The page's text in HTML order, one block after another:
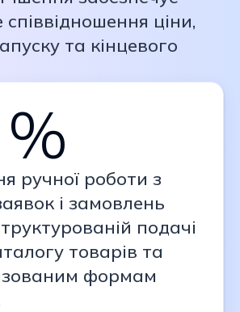
ціни,
та кінцевого
ручної роботи з
і замовлень
подачі
товарів та
формам